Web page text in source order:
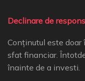
Declinare de
Conținutul este doar
sfat financiar.
înainte de a investi.